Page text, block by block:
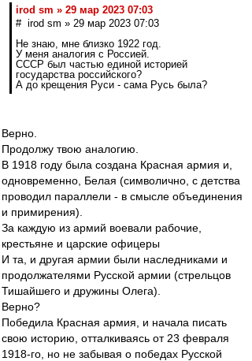
irod sm » 29 мар 2023 07:03
# irod sm » 29 мар 2023 07:03
Не знаю, мне близко 1922 год.
У меня аналогия с Россией.
СССР был частью единой историей
государства российского?
А до крещения Руси - сама Русь была?
Верно.
Продолжу твою аналогию.
В 1918 году была создана Красная армия и,
одновременно, Белая (символично, с детства
проводил параллели - в смысле объединения
и примирения).
За каждую из армий воевали рабочие,
крестьяне и царские офицеры
И та, и другая армии были наследниками и
продолжателями Русской армии (стрельцов
Тишайшего и дружины Олега).
Верно?
Победила Красная армия, и начала писать
свою историю, отталкиваясь от 23 февраля
1918-го, но не забывая о победах Русской